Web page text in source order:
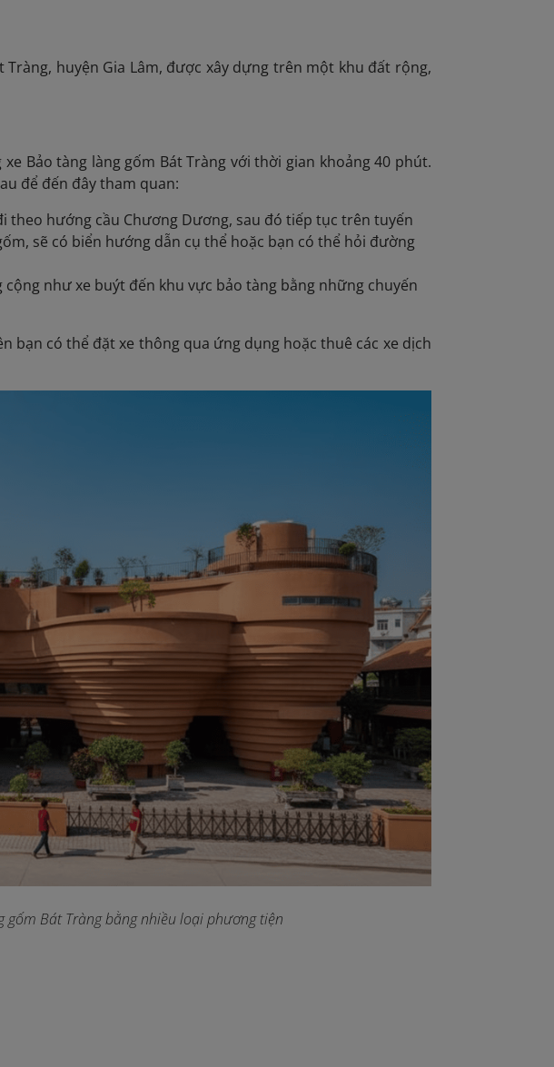
huyện Gia Lâm, được xây dựng trên một khu đất rộng,
Bảo tàng làng gốm Bát Tràng với thời gian khoảng 40 phút.
để đến đây tham quan:
theo hướng cầu Chương Dương, sau đó tiếp tục trên tuyến
sẽ có biển hướng dẫn cụ thể hoặc bạn có thể hỏi đường
như xe buýt đến khu vực bảo tàng bằng những chuyến
bạn có thể đặt xe thông qua ứng dụng hoặc thuê các xe dịch
gốm Bát Tràng bằng nhiều loại phương tiện